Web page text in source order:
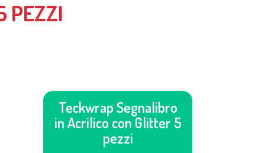
PEZZI
Teckwrap Segnalibro
in Acrilico con Glitter 5
pezzi